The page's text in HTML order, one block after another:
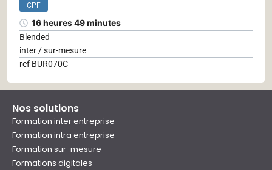
CPF
16 heures 49 minutes
Blended
inter / sur-mesure
ref BUR070C
Nos solutions
Formation inter entreprise
Formation intra entreprise
Formation sur-mesure
Formations digitales